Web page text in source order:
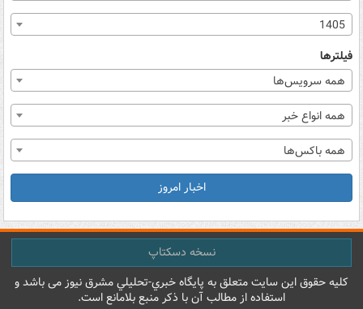
1405
فیلترها
همه سرویس‌ها
همه انواع خبر
همه باکس‌ها
اخبار امروز
نسخه دسکتاپ
کليه حقوق اين سايت متعلق به پایگاه خبري-تحليلي مشرق نيوز می باشد و
استفاده از مطالب آن با ذکر منبع بلامانع است.